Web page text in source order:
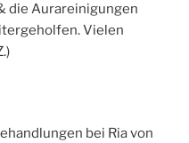
die Aurareinigungen
Vielen
bei Ria von